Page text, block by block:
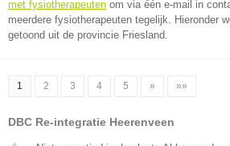
met fysiotherapeuten om via één e-mail in
meerdere fysiotherapeuten tegelijk. Hieronder
getoond uit de provincie Friesland.
1 2 3 4 5 » »»
DBC Re-integratie Heerenveen